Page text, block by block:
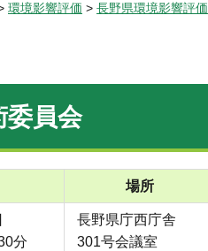
環境影響評価 > 長野県環境影響評
委員会
場所
分
長野県庁西庁舎
301号会議室